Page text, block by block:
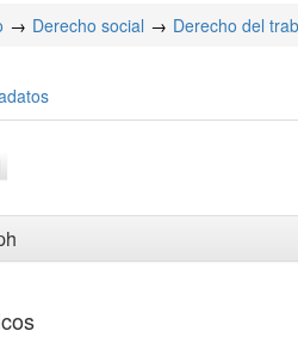
Derecho social Derecho del